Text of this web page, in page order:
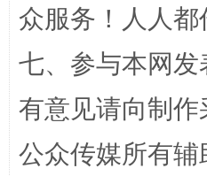
“蜀中异人”王建安的艺
众服务！人人都
七、参与本网
有意见请向制
公众传媒所有